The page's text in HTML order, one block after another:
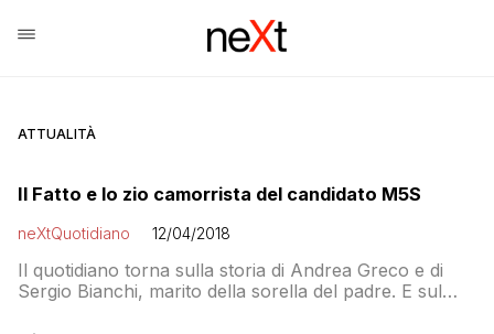
ATTUALITÀ
Il Fatto e lo zio camorrista del candidato M5S
neXtQuotidiano 12/04/2018
Il quotidiano torna sulla storia di Andrea Greco e di
Sergio Bianchi, marito della sorella del padre. E sul